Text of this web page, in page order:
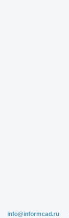
info@informcad.ru